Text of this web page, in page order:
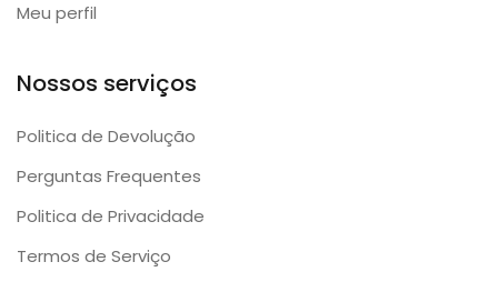
Meu perfil
Nossos serviços
Politica de Devolução
Perguntas Frequentes
Politica de Privacidade
Termos de Serviço